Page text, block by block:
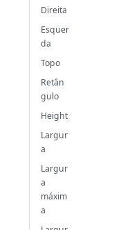
Direita
Esquer
da
Topo
Retân
gulo
Height
Largur
a
Largur
a
máxim
a